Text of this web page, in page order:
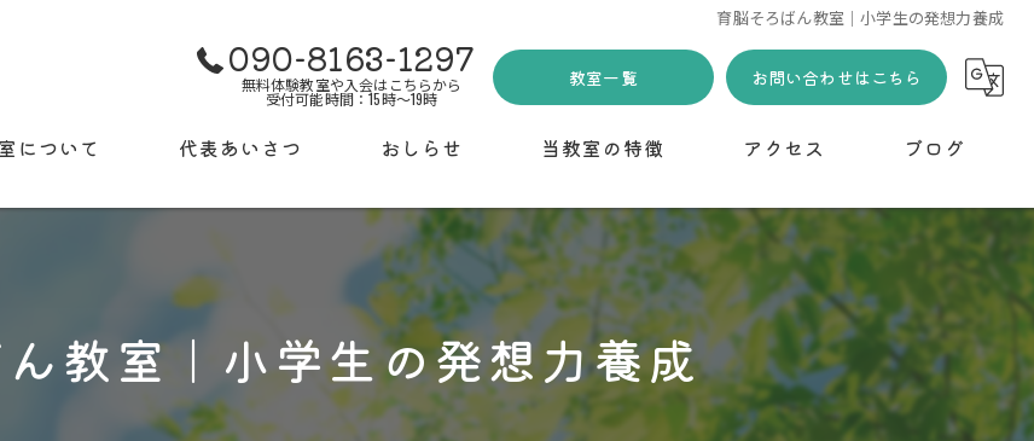
育脳そろばん教室｜小学生の発想力養成
090-8163-1297
無料体験教室や入会はこちらから
受付可能時間：15時～19時
教室一覧 お問い合わせはこちら
について 代表あいさつ おしらせ
ギャラリー
よくある質問
当教室の特徴
習い事
小学生
幼児
無料体験
アクセス
下野市川島教室
ブログ
コラム
教室｜小学生の発想力養成